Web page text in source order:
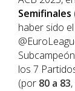
Semifinales
haber sido
los 7
(por 80 a 83